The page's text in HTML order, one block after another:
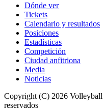
Dónde ver
Tickets
Calendario y resultados
Posiciones
Estadísticas
Competición
Ciudad anfitriona
Media
Noticias
Copyright (C) 2026
reservados